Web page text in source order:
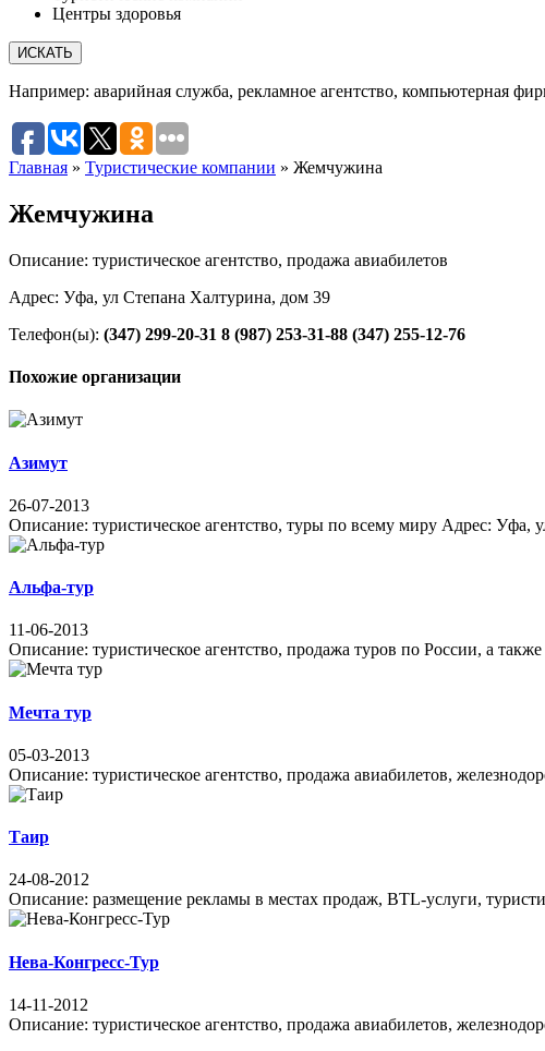
Центры здоровья
Например: аварийная служба, рекламное агентство, компьютерная
Главная » Туристические компании » Жемчужина
Жемчужина
Описание: туристическое агентство, продажа авиабилетов
Адрес: Уфа, ул Степана Халтурина, дом 39
Телефон(ы): (347) 299-20-31 8 (987) 253-31-88 (347) 255-12-76
Похожие организации
Азимут
26-07-2013
Описание: туристическое агентство, туры по всему миру Адрес:
Аль­фа-тур
11-06-2013
Описание: туристическое агентство, продажа туров по России, а
Мечта тур
05-03-2013
Описание: туристическое агентство, продажа авиабилетов,
Таир
24-08-2012
Описание: размещение рекламы в местах продаж, BTL-услуги,
Нева-Конгресс-Тур
14-11-2012
Описание: туристическое агентство, продажа авиабилетов,